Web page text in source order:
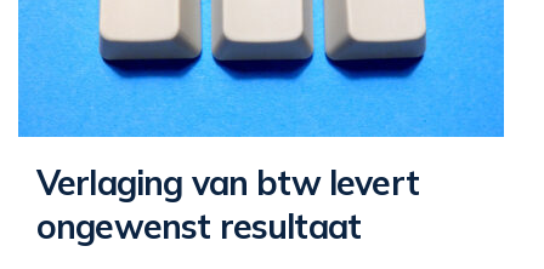
Verlaging van btw levert
ongewenst resultaat